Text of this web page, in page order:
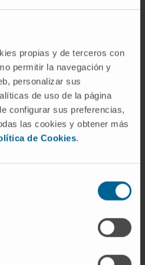
propias y de terceros con
permitir la navegación y
personalizar sus
de uso de la página
configurar sus preferencias,
las cookies y obtener más
de Cookies.
da Faculdade de
de Navarra.
ano do Curso de
Universidad de Navarra,
do ano letivo de
do Curso de Medicina
de Navarra a partir do
e 2022–2024.